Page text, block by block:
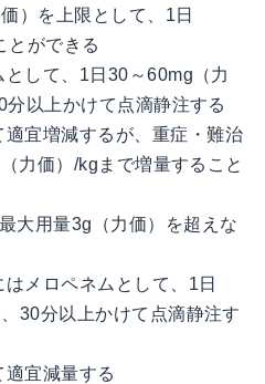
）を上限として、1日
とができる
して、1日30～60mg（力
以上かけて点滴静注する
宜増減するが、重症・難治
力価）/kgまで増量すること
大用量3g（力価）を超えな
メロペネムとして、1日
30分以上かけて点滴静注す
宜減量する